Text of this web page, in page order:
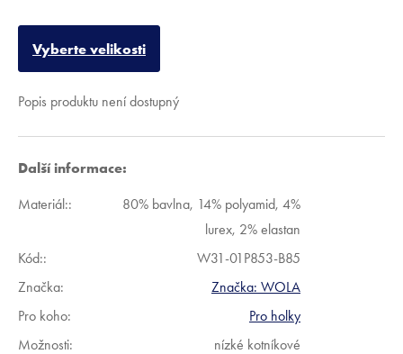
Vyberte velikosti
Popis produktu není dostupný
Další informace:
Materiál::
80% bavlna, 14% polyamid, 4%
lurex, 2% elastan
Kód::
W31-01P853-B85
Značka:
Značka: WOLA
Pro koho:
Pro holky
Možnosti:
nízké kotníkové